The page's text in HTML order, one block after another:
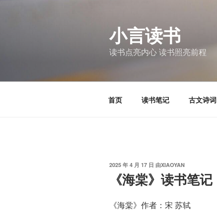
小言读书
读书点亮内心 读书照亮前程
首页 读书笔记 古文诗词
发
2025 年 4 月 17 日 由XIAOYAN
《海棠》读书笔记
《海棠》作者：宋 苏轼